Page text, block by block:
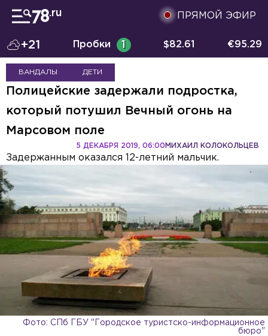
ПРЯМОЙ ЭФИР
+21 Пробки 1 $82.61 €95.29
ВАНДАЛЫ ДЕТИ
Полицейские задержали подростка,
который потушил Вечный огонь на
Марсовом поле
МИХАИЛ КОЛОКОЛЬЦЕВ
5 ДЕКАБРЯ 2019, 06:00
Задержанным оказался 12-летний мальчик.
Фото: СПб ГБУ "Городское туристско-информационное
бюро"